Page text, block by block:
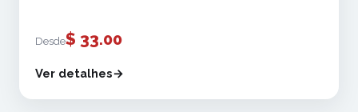
Desde$ 33.00
Ver detalhes